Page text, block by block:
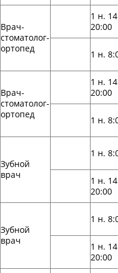
Врач-
стоматолог-
ортопед
1 н.
20:00
1 н.
Врач-
стоматолог-
ортопед
1 н.
20:00
1 н.
Зубной
врач
1 н.
1 н.
20:00
Зубной
врач
1 н.
1 н.
20:00